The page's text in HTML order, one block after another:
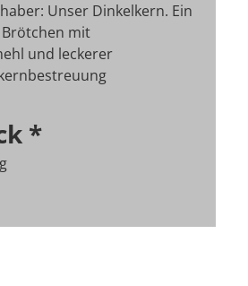
Unser Dinkelkern. Ein
mit
und leckerer
*